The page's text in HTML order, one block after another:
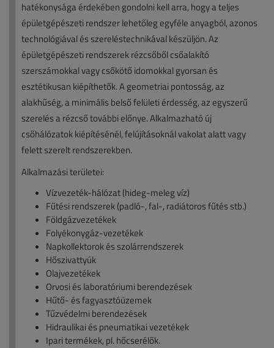
hatékonysága érdekében gondolni kell arra, hogy a teljes
épületgépészeti rendszer lehetőleg egyféle anyagból, azonos
technológiával és szereléstechnikával készüljön. Az
épületgépészeti rendszerek rézcsőből csőalakító
szerszámokkal vagy csőkötő idomokkal gyorsan és
esztétikusan kiépíthetők. A geometriai pontosság, az
alakhűség, a minimális belső felületi érdesség, az egyszerű
szerelés a rézcső további előnye. Alkalmazható új
csőhálózatok kiépítésénél, felújításoknál vakolat alatt vagy
felett szerelt rendszerekben.
Alkalmazási területei:
Vízvezeték-hálózat (hideg-meleg víz)
Fűtési rendszerek (padló-, fal-, radiátoros fűtés stb.)
Földgázvezetékek
Folyékonygáz-vezetékek
Napkollektorok és szolárrendszerek
Hőszivattyúk
Olajvezetékek
Orvosi és laboratóriumi berendezések
Hűtő- és fagyasztóüzemek
Tűzvédelmi berendezések
Hidraulikai és pneumatikai vezetékek
Ipari termékek, pl. hőcserélők.